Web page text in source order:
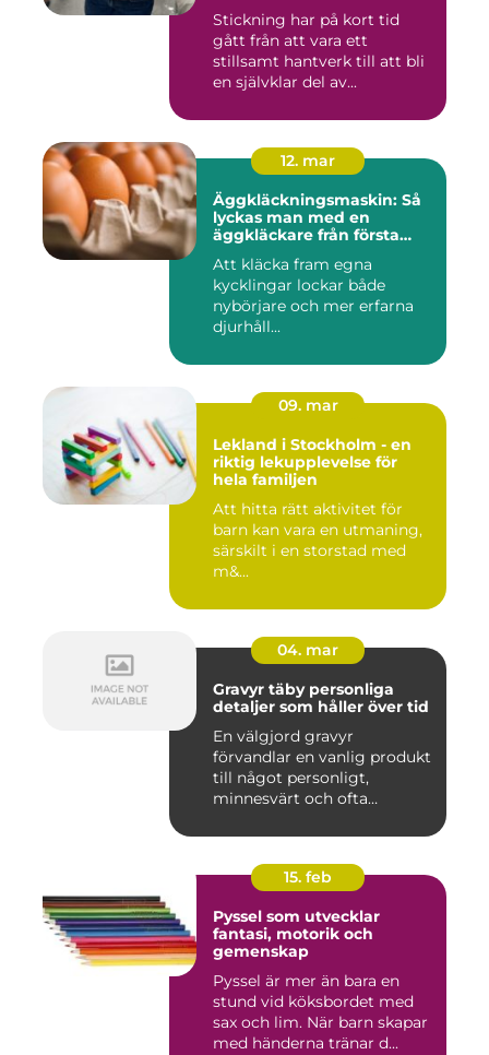
Stickning har på kort tid
gått från att vara ett
stillsamt hantverk till att bli
en självklar del av...
12. mar
Äggkläckningsmaskin: Så
lyckas man med en
äggkläckare från första
Att kläcka fram egna
kycklingar lockar både
nybörjare och mer erfarna
djurhåll...
09. mar
Lekland i Stockholm - en
riktig lekupplevelse för
hela familjen
Att hitta rätt aktivitet för
barn kan vara en utmaning,
särskilt i en storstad med
m&...
04. mar
Gravyr täby personliga
detaljer som håller över tid
En välgjord gravyr
förvandlar en vanlig produkt
till något personligt,
minnesvärt och ofta
15. feb
Pyssel som utvecklar
fantasi, motorik och
gemenskap
Pyssel är mer än bara en
stund vid köksbordet med
sax och lim. När barn skapar
med händerna tränar d...